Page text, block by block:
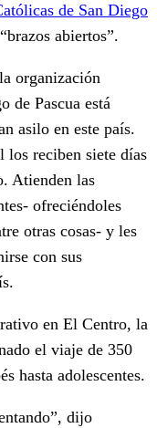
de San Diego
abiertos”.
organización
de Pascua está
asilo en este país.
los reciben siete días
Atienden las
ofreciéndoles
otras cosas- y les
con sus
en El Centro, la
el viaje de 350
hasta adolescentes.
dijo